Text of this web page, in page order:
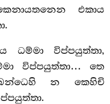
එකාය
ධම්මා විප්පයුත්තා,
විප්පයුත්තා… තෙ
න කෙහිචි